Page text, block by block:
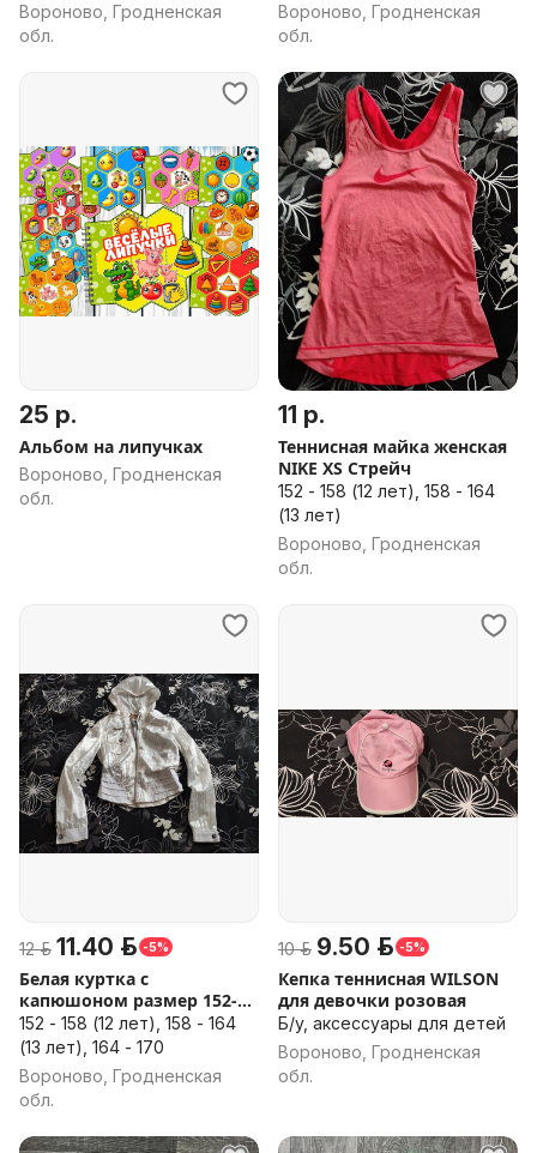
Вороново, Гродненская
обл.
Вороново, Гродненская
обл.
25 р.
Альбом на липучках
Вороново, Гродненская
обл.
11 р.
Теннисная майка женская
NIKE XS Стрейч
152 - 158 (12 лет), 158 - 164
(13 лет)
Вороново, Гродненская
обл.
12 р. 11.40 р. -5%
Белая куртка с
капюшоном размер 152-
170
152 - 158 (12 лет), 158 - 164
(13 лет), 164 - 170
Вороново, Гродненская
обл.
10 р. 9.50 р. -5%
Кепка теннисная WILSON
для девочки розовая
Б/у, аксессуары для детей
Вороново, Гродненская
обл.